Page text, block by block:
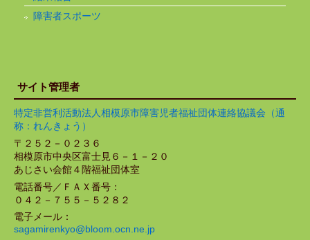
障害者スポーツ
サイト管理者
特定非営利活動法人相模原市障害児者福祉団体連絡協議会（通
称：れんきょう）
〒２５２－０２３６
相模原市中央区富士見６－１－２０
あじさい会館４階福祉団体室
電話番号／ＦＡＸ番号：
０４２－７５５－５２８２
電子メール：
sagamirenkyo@bloom.ocn.ne.jp